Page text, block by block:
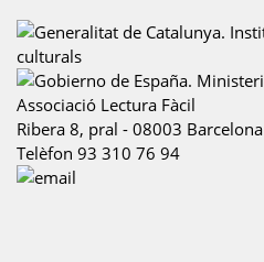
Associació Lectura Fàcil
Ribera 8, pral - 08003 Barcelona
Telèfon 93 310 76 94